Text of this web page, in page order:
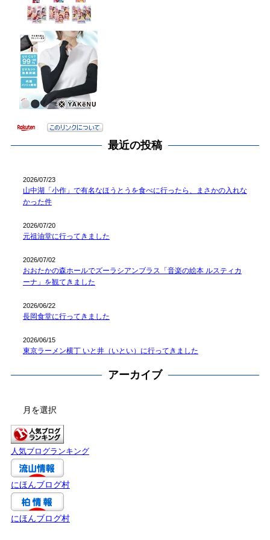
最近の投稿
山中湖「小作」で有名なほうとうを食べに行ったら、まさかの入れな
かった件
2026/07/23
元祖油堂に行ってきました
2026/07/20
おおたかの森ホールでズーラシアンブラス「音楽の絵本 ルスティカ
ーナ」を観てきました
2026/07/02
長岡食堂に行ってきました
2026/06/22
東京ラーメン横丁 いと井（いとい）に行ってきました
2026/06/15
アーカイブ
カ
イ
ブ
人気ブログランキング
にほんブログ村
にほんブログ村